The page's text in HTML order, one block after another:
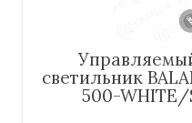
светильник
500-WHITE/